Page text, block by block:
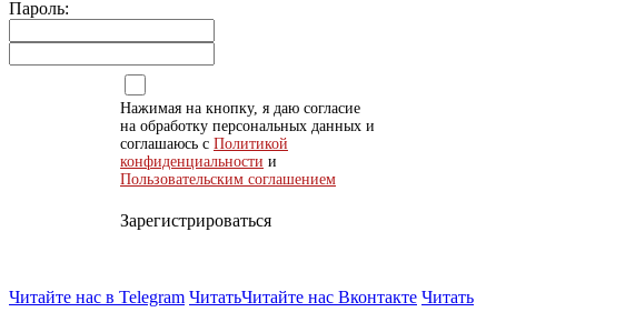
Пароль:
Нажимая на кнопку, я даю согласие
на обработку персональных данных и
соглашаюсь с Политикой
конфиденциальности и
Пользовательским соглашением
Зарегистрироваться
Читайте нас в Telegram ЧитатьЧитайте нас Вконтакте Читать